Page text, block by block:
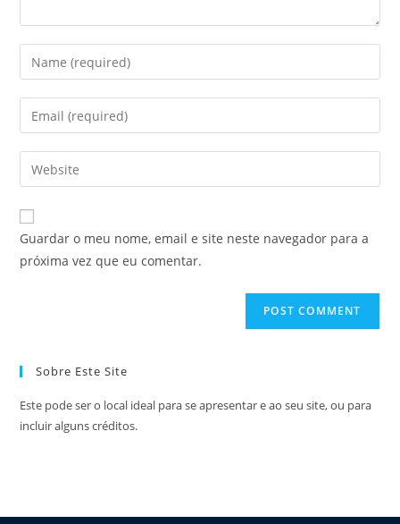
Guardar o meu nome, email e site neste navegador para a
próxima vez que eu comentar.
Sobre Este Site
Este pode ser o local ideal para se apresentar e ao seu site, ou para
incluir alguns créditos.